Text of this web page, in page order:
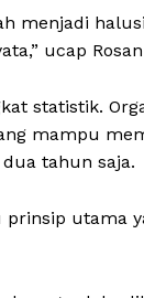
menjadi
ucap
statistik.
mampu
tahun saja.
prinsip utama